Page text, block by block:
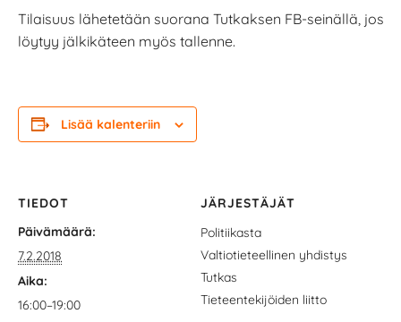
Tilaisuus lähetetään suorana Tutkaksen FB-seinällä, josta
löytyy jälkikäteen myös tallenne.
Lisää kalenteriin
TIEDOT
Päivämäärä:
7.2.2018
Aika:
16:00–19:00
JÄRJESTÄJÄT
Politiikasta
Valtiotieteellinen yhdistys
Tutkas
Tieteentekijöiden liitto